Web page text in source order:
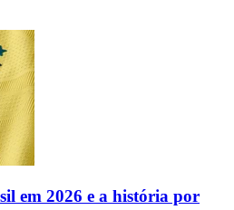
em 2026 e a história por